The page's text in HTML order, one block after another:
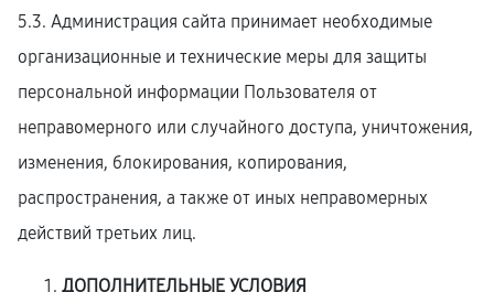
5.3. Администрация сайта принимает необходимые
организационные и технические меры для защиты
персональной информации Пользователя от
неправомерного или случайного доступа, уничтожения,
изменения, блокирования, копирования,
распространения, а также от иных неправомерных
действий третьих лиц.
ДОПОЛНИТЕЛЬНЫЕ УСЛОВИЯ